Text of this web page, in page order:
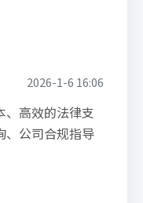
2026-1-6 16:06
、高效的法律支
、公司合规指导